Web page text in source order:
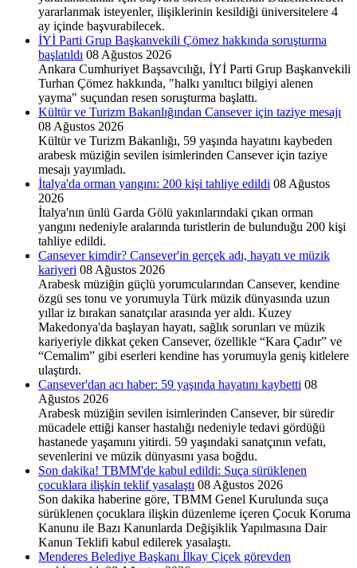
yararlanmak isteyenler, ilişiklerinin kesildiği üniversitelere 4
ay içinde başvurabilecek.
İYİ Parti Grup Başkanvekili Çömez hakkında soruşturma
başlatıldı 08 Ağustos 2026
Ankara Cumhuriyet Başsavcılığı, İYİ Parti Grup Başkanvekili
Turhan Çömez hakkında, "halkı yanıltıcı bilgiyi alenen
yayma" suçundan resen soruşturma başlattı.
Kültür ve Turizm Bakanlığından Cansever için taziye mesajı
08 Ağustos 2026
Kültür ve Turizm Bakanlığı, 59 yaşında hayatını kaybeden
arabesk müziğin sevilen isimlerinden Cansever için taziye
mesajı yayımladı.
İtalya'da orman yangını: 200 kişi tahliye edildi 08 Ağustos
2026
İtalya'nın ünlü Garda Gölü yakınlarındaki çıkan orman
yangını nedeniyle aralarında turistlerin de bulunduğu 200 kişi
tahliye edildi.
Cansever kimdir? Cansever'in gerçek adı, hayatı ve müzik
kariyeri 08 Ağustos 2026
Arabesk müziğin güçlü yorumcularından Cansever, kendine
özgü ses tonu ve yorumuyla Türk müzik dünyasında uzun
yıllar iz bırakan sanatçılar arasında yer aldı. Kuzey
Makedonya'da başlayan hayatı, sağlık sorunları ve müzik
kariyeriyle dikkat çeken Cansever, özellikle “Kara Çadır” ve
“Cemalim” gibi eserleri kendine has yorumuyla geniş kitlelere
ulaştırdı.
Cansever'dan acı haber: 59 yaşında hayatını kaybetti 08
Ağustos 2026
Arabesk müziğin sevilen isimlerinden Cansever, bir süredir
mücadele ettiği kanser hastalığı nedeniyle tedavi gördüğü
hastanede yaşamını yitirdi. 59 yaşındaki sanatçının vefatı,
sevenlerini ve müzik dünyasını yasa boğdu.
Son dakika! TBMM'de kabul edildi: Suça sürüklenen
çocuklara ilişkin teklif yasalaştı 08 Ağustos 2026
Son dakika haberine göre, TBMM Genel Kurulunda suça
sürüklenen çocuklara ilişkin düzenleme içeren Çocuk Koruma
Kanunu ile Bazı Kanunlarda Değişiklik Yapılmasına Dair
Kanun Teklifi kabul edilerek yasalaştı.
Menderes Belediye Başkanı İlkay Çiçek görevden